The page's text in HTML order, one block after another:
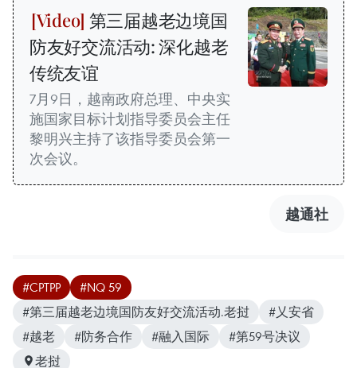
第三届越老边境国
防友好交流活动: 深化越老
传统友谊
7月9日，越南政府总理、中央实
施国家目标计划指导委员会主任
黎明兴主持了该指导委员会第一
次会议。
越通社
#CPTPP
#NQ 59
#第三届越老边境国防友好交流活动.老挝
#乂安省
#越老
#防务合作 #融入国际
#第59号决议
老挝